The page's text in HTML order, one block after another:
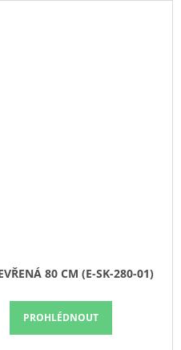
80 CM (E-SK-280-01)
PROHLÉDNOUT